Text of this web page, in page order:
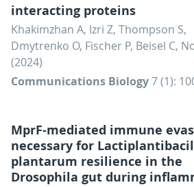
interacting proteins
Khakimzhan A, Izri Z, Thompson S,
Dmytrenko O, Fischer P, Beisel C,
(2024)
Communications Biology7 (1):
MprF-mediated immune
necessary for
plantarum resilience in the
Drosophila gut during